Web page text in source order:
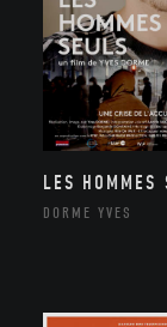
LES HOMMES
DORME YVES